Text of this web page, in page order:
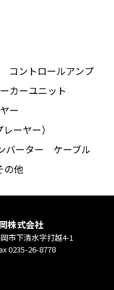
コントロールアンプ
カーユニット
ー
ーヤー）
バーター
ケーブル
の他
株式会社
市下清水字打越4-1
0235-26-8778